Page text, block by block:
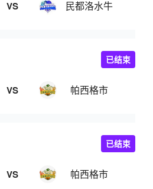
VS 民都洛水牛
VS 帕西格市
已结束
VS 帕西格市
已结束